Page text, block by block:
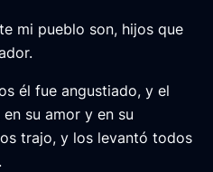
mi pueblo son, hijos que
él fue angustiado, y el
su amor y en su
trajo, y los levantó todos